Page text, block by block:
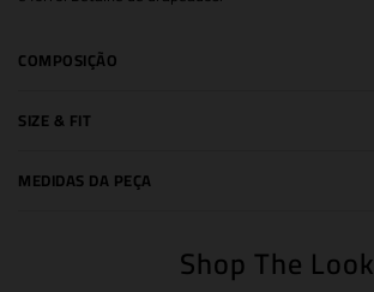
COMPOSIÇÃO
SIZE & FIT
MEDIDAS DA PEÇA
Shop The Look